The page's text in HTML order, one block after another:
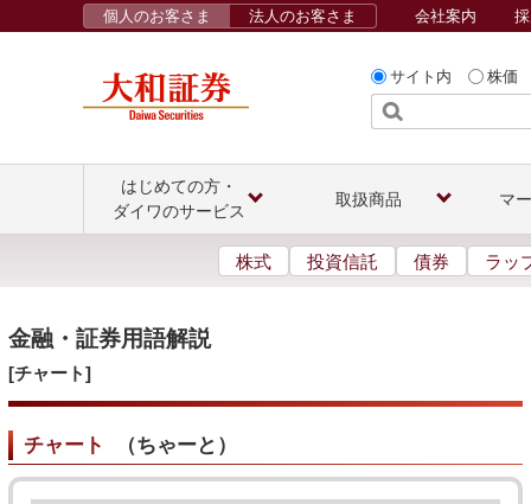
サイト内 株価
個人のお客さま 法人のお客さま 会社案内
はじめての方・
ダイワのサービス
取扱商品 マ
株式 投資信託 債券 ラッ
金融・証券用語解説
[チャート]
チャート （ちゃーと ）